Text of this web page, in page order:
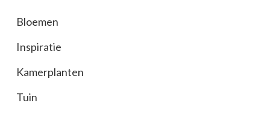
Bloemen
Inspiratie
Kamerplanten
Tuin